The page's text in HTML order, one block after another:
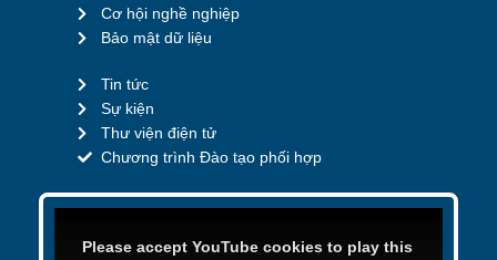
Cơ hội nghề nghiệp
Bảo mật dữ liệu
Tin tức
Sự kiện
Thư viện điện tử
Chương trình Đào tạo phối hợp
Please accept YouTube cookies to play this